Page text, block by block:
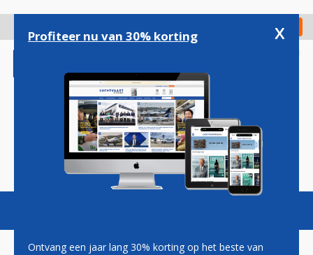
gaan
Check in
Magazine Podcasts Vacatures
Profiteer nu van 30% korting x
Ontvang een jaar lang 30% korting op het beste van